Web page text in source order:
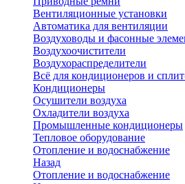
Вентиляционные установки
Автоматика для вентиляции
Воздуховоды и фасонные
Воздухоочистители
Воздухораспределители
Всё для кондиционеров и
Кондиционеры
Осушители воздуха
Охладители воздуха
Промышленные кондиционеры
Тепловое оборудование
Отопление и водоснабжение
Назад
Отопление и водоснабжение